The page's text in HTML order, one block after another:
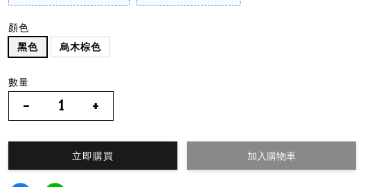
顏色
黑色
烏木棕色
數量
- +
立即購買 加入購物車